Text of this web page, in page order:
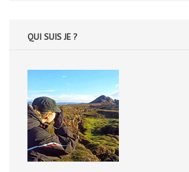
QUI SUIS JE ?